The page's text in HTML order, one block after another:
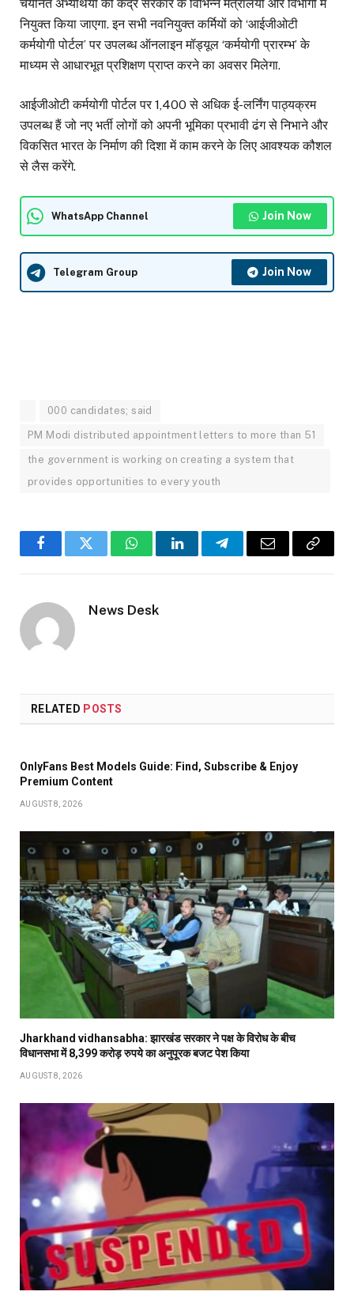
चयनित अभ्यर्थियों को केंद्र सरकार के विभिन्न मंत्रालयों और विभागों में
नियुक्त किया जाएगा. इन सभी नवनियुक्त कर्मियों को ‘आईजीओटी
कर्मयोगी पोर्टल’ पर उपलब्ध ऑनलाइन मॉड्यूल ‘कर्मयोगी प्रारम्भ’ के
माध्यम से आधारभूत प्रशिक्षण प्राप्त करने का अवसर मिलेगा.
आईजीओटी कर्मयोगी पोर्टल पर 1,400 से अधिक ई-लर्निंग पाठ्यक्रम
उपलब्ध हैं जो नए भर्ती लोगों को अपनी भूमिका प्रभावी ढंग से निभाने और
विकसित भारत के निर्माण की दिशा में काम करने के लिए आवश्यक कौशल
से लैस करेंगे.
WhatsApp Channel Join Now
Telegram Group Join Now
000 candidates; said
PM Modi distributed appointment letters to more than 51
the government is working on creating a system that
provides opportunities to every youth
FacebookTwitter WhatsAppLinkedInTelegramEmail
Copy
News Desk
RELATED POSTS
OnlyFans Best Models Guide: Find, Subscribe & Enjoy
Premium Content
AUGUST 8, 2026
Jharkhand vidhansabha: झारखंड सरकार ने पक्ष के विरोध के बीच
विधानसभा में 8,399 करोड़ रुपये का अनुपूरक बजट पेश किया
AUGUST 8, 2026